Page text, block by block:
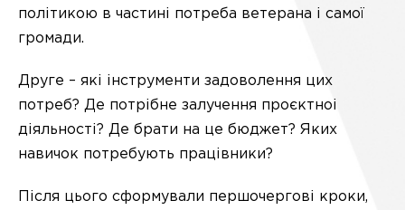
політикою в частині потреба ветерана і самої
громади.
Друге – які інструменти задоволення цих
потреб? Де потрібне залучення проєктноі
діяльності? Де брати на це бюджет? Яких
навичок потребують працівники?
Після цього сформували першочергові кроки,